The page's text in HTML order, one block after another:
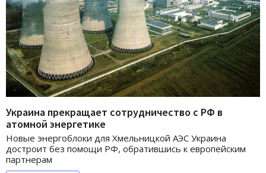
Украина прекращает сотрудничество с РФ в
атомной энергетике
Новые энергоблоки для Хмельницкой АЭС Украина
достроит без помощи РФ, обратившись к европейским
партнерам